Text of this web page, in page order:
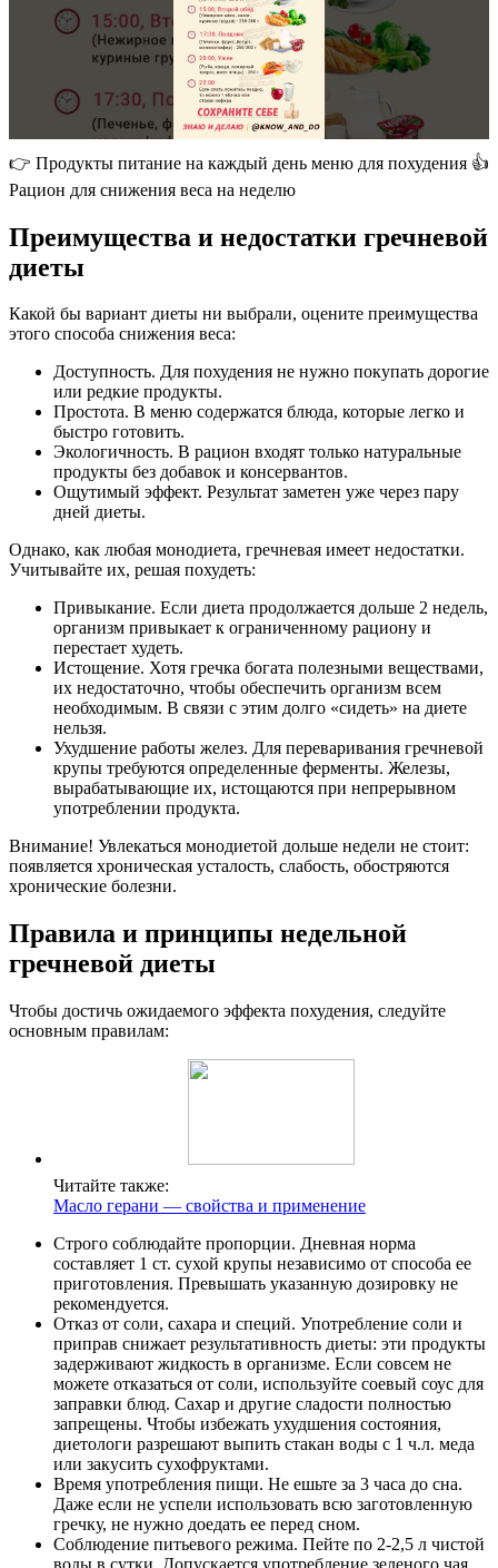
👉 Продукты питание на каждый день меню для похудения 👍
Рацион для снижения веса на неделю
Преимущества и недостатки гречневой
диеты
Какой бы вариант диеты ни выбрали, оцените преимущества
этого способа снижения веса:
Доступность. Для похудения не нужно покупать дорогие
или редкие продукты.
Простота. В меню содержатся блюда, которые легко и
быстро готовить.
Экологичность. В рацион входят только натуральные
продукты без добавок и консервантов.
Ощутимый эффект. Результат заметен уже через пару
дней диеты.
Однако, как любая монодиета, гречневая имеет недостатки.
Учитывайте их, решая похудеть:
Привыкание. Если диета продолжается дольше 2 недель,
организм привыкает к ограниченному рациону и
перестает худеть.
Истощение. Хотя гречка богата полезными веществами,
их недостаточно, чтобы обеспечить организм всем
необходимым. В связи с этим долго «сидеть» на диете
нельзя.
Ухудшение работы желез. Для переваривания гречневой
крупы требуются определенные ферменты. Железы,
вырабатывающие их, истощаются при непрерывном
употреблении продукта.
Внимание! Увлекаться монодиетой дольше недели не стоит:
появляется хроническая усталость, слабость, обостряются
хронические болезни.
Правила и принципы недельной
гречневой диеты
Чтобы достичь ожидаемого эффекта похудения, следуйте
основным правилам:
Читайте также:
Масло герани — свойства и применение
Строго соблюдайте пропорции. Дневная норма
составляет 1 ст. сухой крупы независимо от способа ее
приготовления. Превышать указанную дозировку не
рекомендуется.
Отказ от соли, сахара и специй. Употребление соли и
приправ снижает результативность диеты: эти продукты
задерживают жидкость в организме. Если совсем не
можете отказаться от соли, используйте соевый соус для
заправки блюд. Сахар и другие сладости полностью
запрещены. Чтобы избежать ухудшения состояния,
диетологи разрешают выпить стакан воды с 1 ч.л. меда
или закусить сухофруктами.
Время употребления пищи. Не ешьте за 3 часа до сна.
Даже если не успели использовать всю заготовленную
гречку, не нужно доедать ее перед сном.
Соблюдение питьевого режима. Пейте по 2-2,5 л чистой